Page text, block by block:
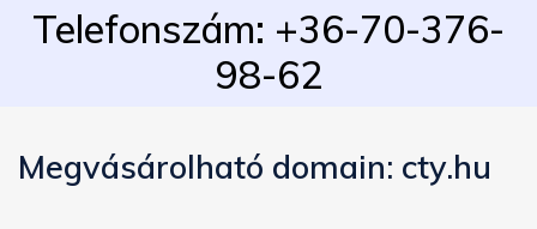
Telefonszám: +36-70-376-
98-62
Megvásárolható domain: cty.hu